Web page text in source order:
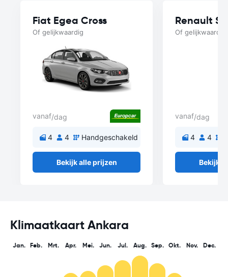
Fiat Egea Cross
Of gelijkwaardig
vanaf/dag
4 4 Handgeschakeld
Bekijk alle prijzen
Renault
Of gelijkwaardig
vanaf/dag
4 4
Bekijk
Klimaatkaart Ankara
Jan. Feb. Mrt. Apr. Mei. Jun. Jul. Aug. Sep. Okt. Nov. Dec.